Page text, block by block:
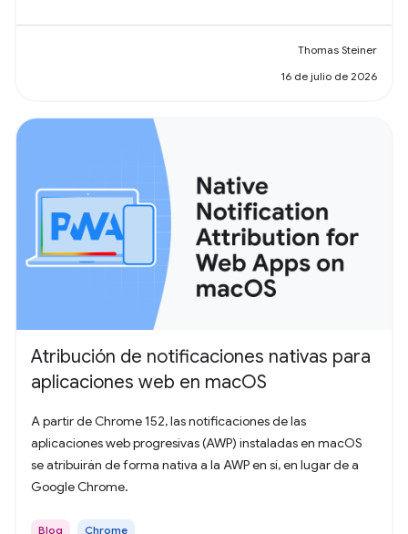
Thomas Steiner
16 de julio de 2026
Atribución de notificaciones nativas para
aplicaciones web en macOS
A partir de Chrome 152, las notificaciones de las
aplicaciones web progresivas (AWP) instaladas en macOS
se atribuirán de forma nativa a la AWP en sí, en lugar de a
Google Chrome.
Blog Chrome